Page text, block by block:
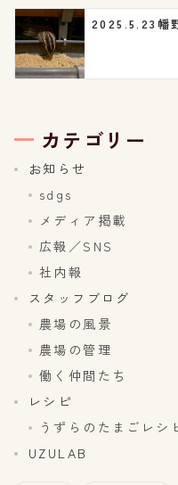
2025.5.23幡
カテゴリー
お知らせ
sdgs
メディア掲載
広報／SNS
社内報
スタッフブログ
農場の風景
農場の管理
働く仲間たち
レシピ
うずらのたまごレシ
UZULAB